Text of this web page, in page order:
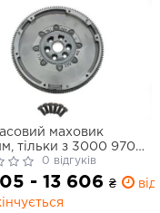
маховик
тільки з 3000 970
A3 SEAT ALTEA,
XL, LEON SKODA
II, ROOMSTER,
II, YETI VW CADDY
0 відгуків
- 13 606 ₴